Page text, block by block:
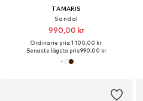
TAMARIS
Sandal
990,00 kr
Ordinarie pris: 1 100,00 kr
Senaste lägsta pris:990,00 kr